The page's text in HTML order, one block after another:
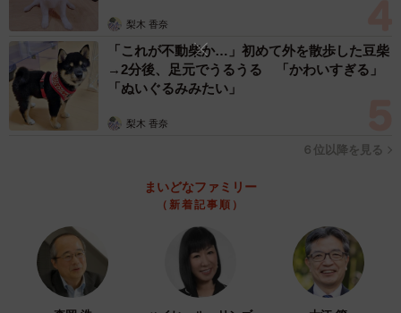
梨木 香奈
「これが不動柴か…」初めて外を散歩した豆柴
→2分後、足元でうるうる 「かわいすぎる」
「ぬいぐるみみたい」
梨木 香奈
６位以降を見る
まいどなファミリー
（新着記事順）